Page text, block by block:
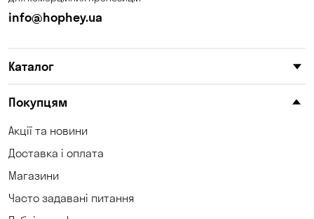
info@hophey.ua
Каталог
Покупцям
Акції та новини
Доставка і оплата
Магазини
Часто задавані питання